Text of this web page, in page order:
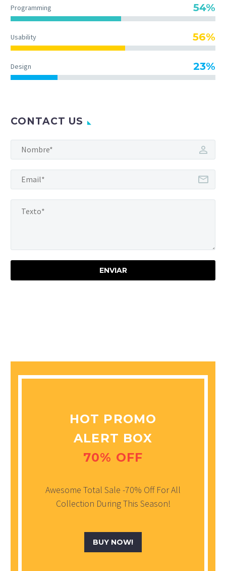
Programming 54%
Usability 56%
Design 23%
CONTACT US
HOT PROMO
ALERT BOX
70% OFF
Awesome Total Sale -70% Off For All
Collection During This Season!
BUY NOW!